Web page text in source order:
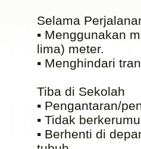
Selama
▪️ Menggunakan
lima) meter.
▪️ Menghindari
Tiba di Sekolah
▪️ Pengantaran/
▪️ Tidak
▪️ Berhenti di